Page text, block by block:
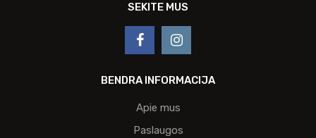
SEKITE MUS
BENDRA INFORMACIJA
Apie mus
Paslaugos